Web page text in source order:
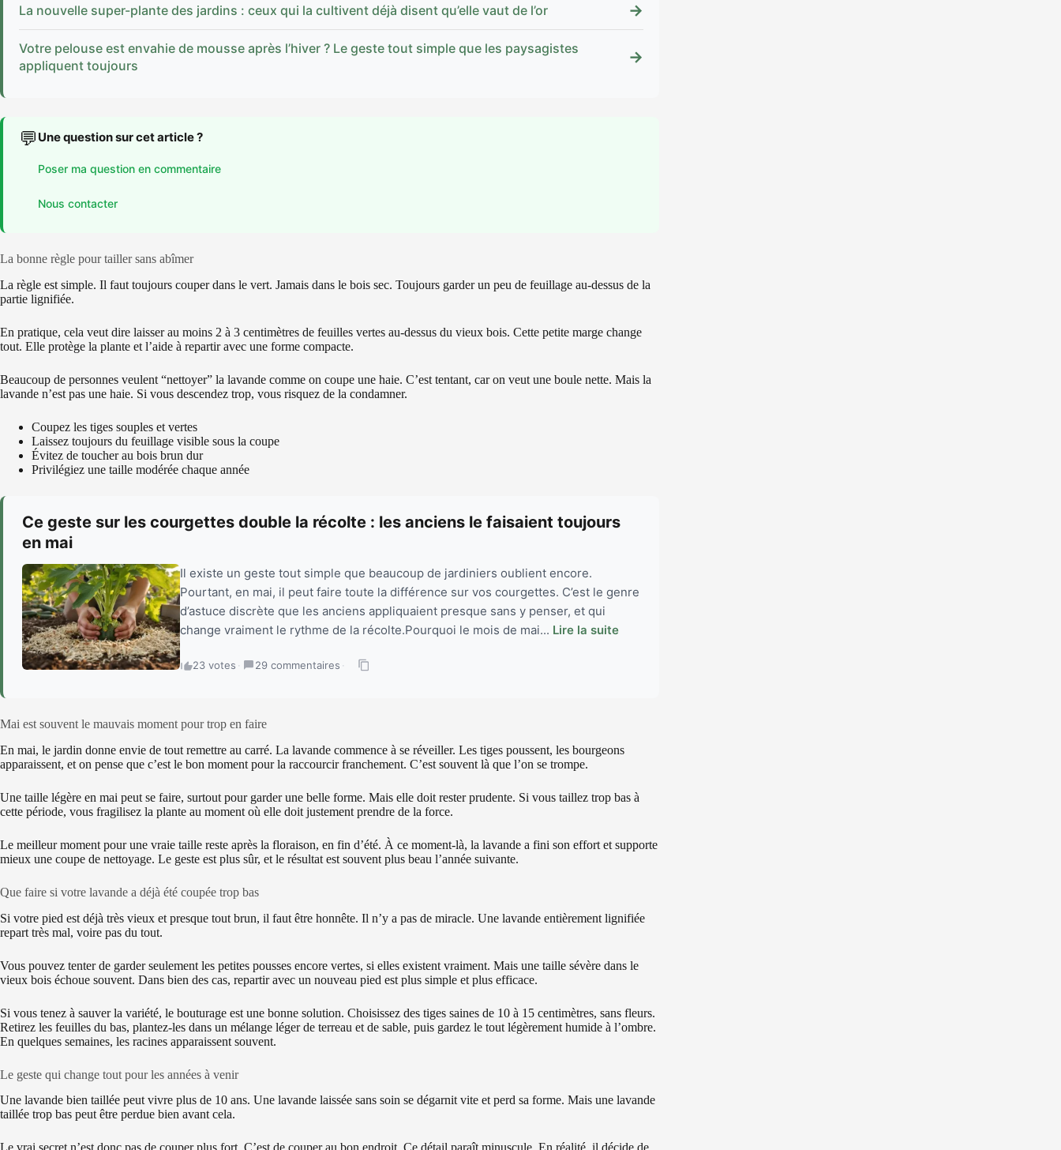
La nouvelle super-plante des jardins : ceux qui la cultivent déjà disent qu’elle vaut de l’or →
Votre pelouse est envahie de mousse après l’hiver ? Le geste tout simple que les paysagistes
appliquent toujours
→
💬 Une question sur cet article ?
Poser ma question en commentaire
Nous contacter
La bonne règle pour tailler sans abîmer
La règle est simple. Il faut toujours couper dans le vert. Jamais dans le bois sec. Toujours garder un peu de feuillage au-dessus de la
partie lignifiée.
En pratique, cela veut dire laisser au moins 2 à 3 centimètres de feuilles vertes au-dessus du vieux bois. Cette petite marge change
tout. Elle protège la plante et l’aide à repartir avec une forme compacte.
Beaucoup de personnes veulent “nettoyer” la lavande comme on coupe une haie. C’est tentant, car on veut une boule nette. Mais la
lavande n’est pas une haie. Si vous descendez trop, vous risquez de la condamner.
Coupez les tiges souples et vertes
Laissez toujours du feuillage visible sous la coupe
Évitez de toucher au bois brun dur
Privilégiez une taille modérée chaque année
Ce geste sur les courgettes double la récolte : les anciens le faisaient toujours
en mai
Il existe un geste tout simple que beaucoup de jardiniers oublient encore.
Pourtant, en mai, il peut faire toute la différence sur vos courgettes. C’est le genre
d’astuce discrète que les anciens appliquaient presque sans y penser, et qui
change vraiment le rythme de la récolte.Pourquoi le mois de mai... Lire la suite
23 votes · 29 commentaires ·
Mai est souvent le mauvais moment pour trop en faire
En mai, le jardin donne envie de tout remettre au carré. La lavande commence à se réveiller. Les tiges poussent, les bourgeons
apparaissent, et on pense que c’est le bon moment pour la raccourcir franchement. C’est souvent là que l’on se trompe.
Une taille légère en mai peut se faire, surtout pour garder une belle forme. Mais elle doit rester prudente. Si vous taillez trop bas à
cette période, vous fragilisez la plante au moment où elle doit justement prendre de la force.
Le meilleur moment pour une vraie taille reste après la floraison, en fin d’été. À ce moment-là, la lavande a fini son effort et supporte
mieux une coupe de nettoyage. Le geste est plus sûr, et le résultat est souvent plus beau l’année suivante.
Que faire si votre lavande a déjà été coupée trop bas
Si votre pied est déjà très vieux et presque tout brun, il faut être honnête. Il n’y a pas de miracle. Une lavande entièrement lignifiée
repart très mal, voire pas du tout.
Vous pouvez tenter de garder seulement les petites pousses encore vertes, si elles existent vraiment. Mais une taille sévère dans le
vieux bois échoue souvent. Dans bien des cas, repartir avec un nouveau pied est plus simple et plus efficace.
Si vous tenez à sauver la variété, le bouturage est une bonne solution. Choisissez des tiges saines de 10 à 15 centimètres, sans fleurs.
Retirez les feuilles du bas, plantez-les dans un mélange léger de terreau et de sable, puis gardez le tout légèrement humide à l’ombre.
En quelques semaines, les racines apparaissent souvent.
Le geste qui change tout pour les années à venir
Une lavande bien taillée peut vivre plus de 10 ans. Une lavande laissée sans soin se dégarnit vite et perd sa forme. Mais une lavande
taillée trop bas peut être perdue bien avant cela.